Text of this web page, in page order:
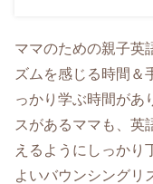
ママのための親子英
ズムを感じる時間＆
っかり学ぶ時間があ
スがあるママも、英
えるようにしっかり
よいバウンシングリ